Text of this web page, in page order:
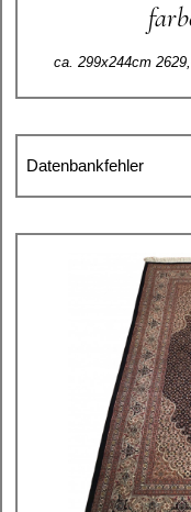
ca. 299x244cm
Datenbankfehler